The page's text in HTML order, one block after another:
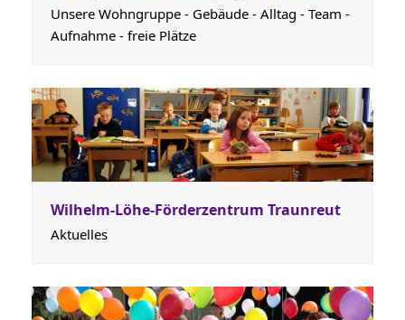
Unsere Wohngruppe - Gebäude - Alltag - Team -
Aufnahme - freie Plätze
Wilhelm-Löhe-Förderzentrum Traunreut
Aktuelles